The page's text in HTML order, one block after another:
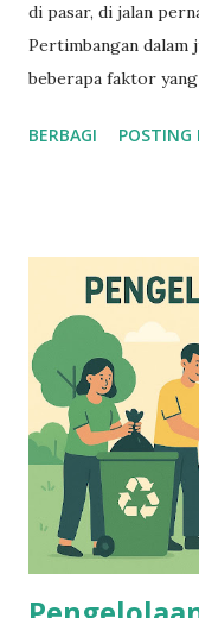
di pasar, di jalan
Pertimbangan dalam
beberapa faktor
Pertimbangan untuk
dan kualitas kardus.
berat kardus yang
Kemasan dan
pengiriman kardus
Pembeli / Pengepul
kardus bekas yang
kebutuhan. Harga
yang dibeli wajar
Berat : Pastikan
BERBAGI POSTING